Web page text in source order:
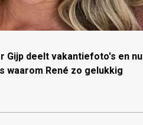
Gijp deelt vakantiefoto's en nu
waarom René zo gelukkig